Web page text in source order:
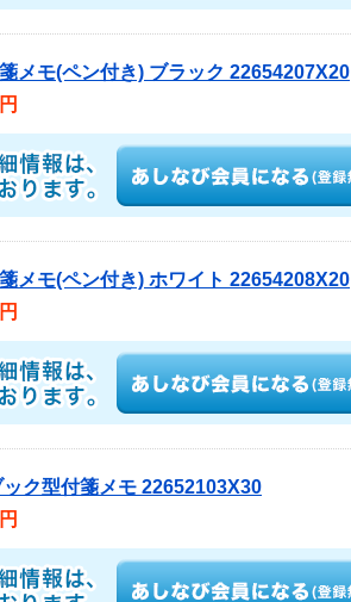
メモ(ペン付き) ブラック 22654207X20
メモ(ペン付き) ホワイト 22654208X20
ック型付箋メモ 22652103X30